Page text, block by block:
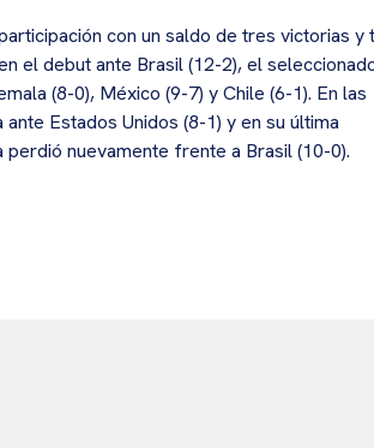
con un saldo de tres victorias y
el debut ante Brasil (12-2), el
(8-0), México (9-7) y Chile (6-1). En las
Estados Unidos (8-1) y en su última
perdió nuevamente frente a Brasil (10-0).